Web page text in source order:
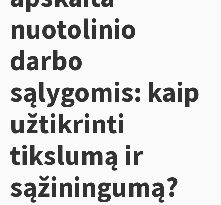
nuotolinio
darbo
sąlygomis: kaip
užtikrinti
tikslumą ir
sąžiningumą?